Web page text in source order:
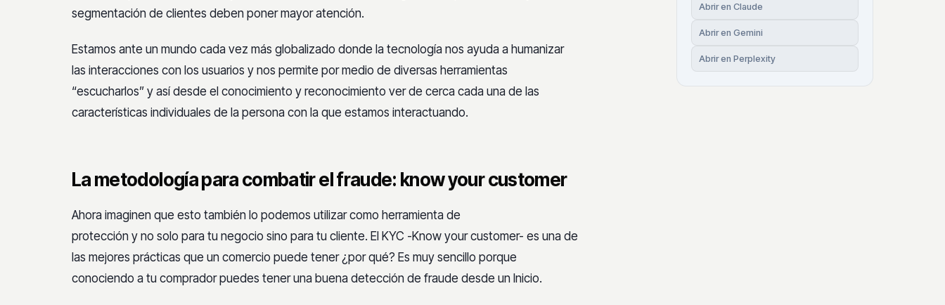
segmentación de clientes deben poner mayor atención.
Estamos ante un mundo cada vez más globalizado donde la tecnología nos ayuda a humanizar
las interacciones con los usuarios y nos permite por medio de diversas herramientas
“escucharlos” y así desde el conocimiento y reconocimiento ver de cerca cada una de las
características individuales de la persona con la que estamos interactuando.
La metodología para combatir el fraude: know your customer
Ahora imaginen que esto también lo podemos utilizar como herramienta de
protección y no solo para tu negocio sino para tu cliente. El KYC -Know your customer- es una de
las mejores prácticas que un comercio puede tener ¿por qué? Es muy sencillo porque
conociendo a tu comprador puedes tener una buena detección de fraude desde un Inicio.
Abrir en Claude
Abrir en Gemini
Abrir en Perplexity